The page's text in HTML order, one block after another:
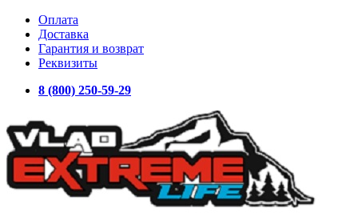
Оплата
Доставка
Гарантия и возврат
Реквизиты
8 (800) 250-59-29